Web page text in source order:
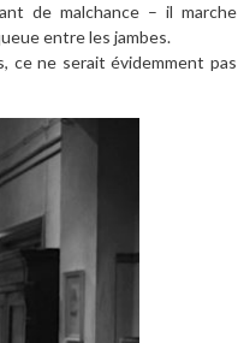
de malchance – il marche
entre les jambes.
ce ne serait évidemment pas